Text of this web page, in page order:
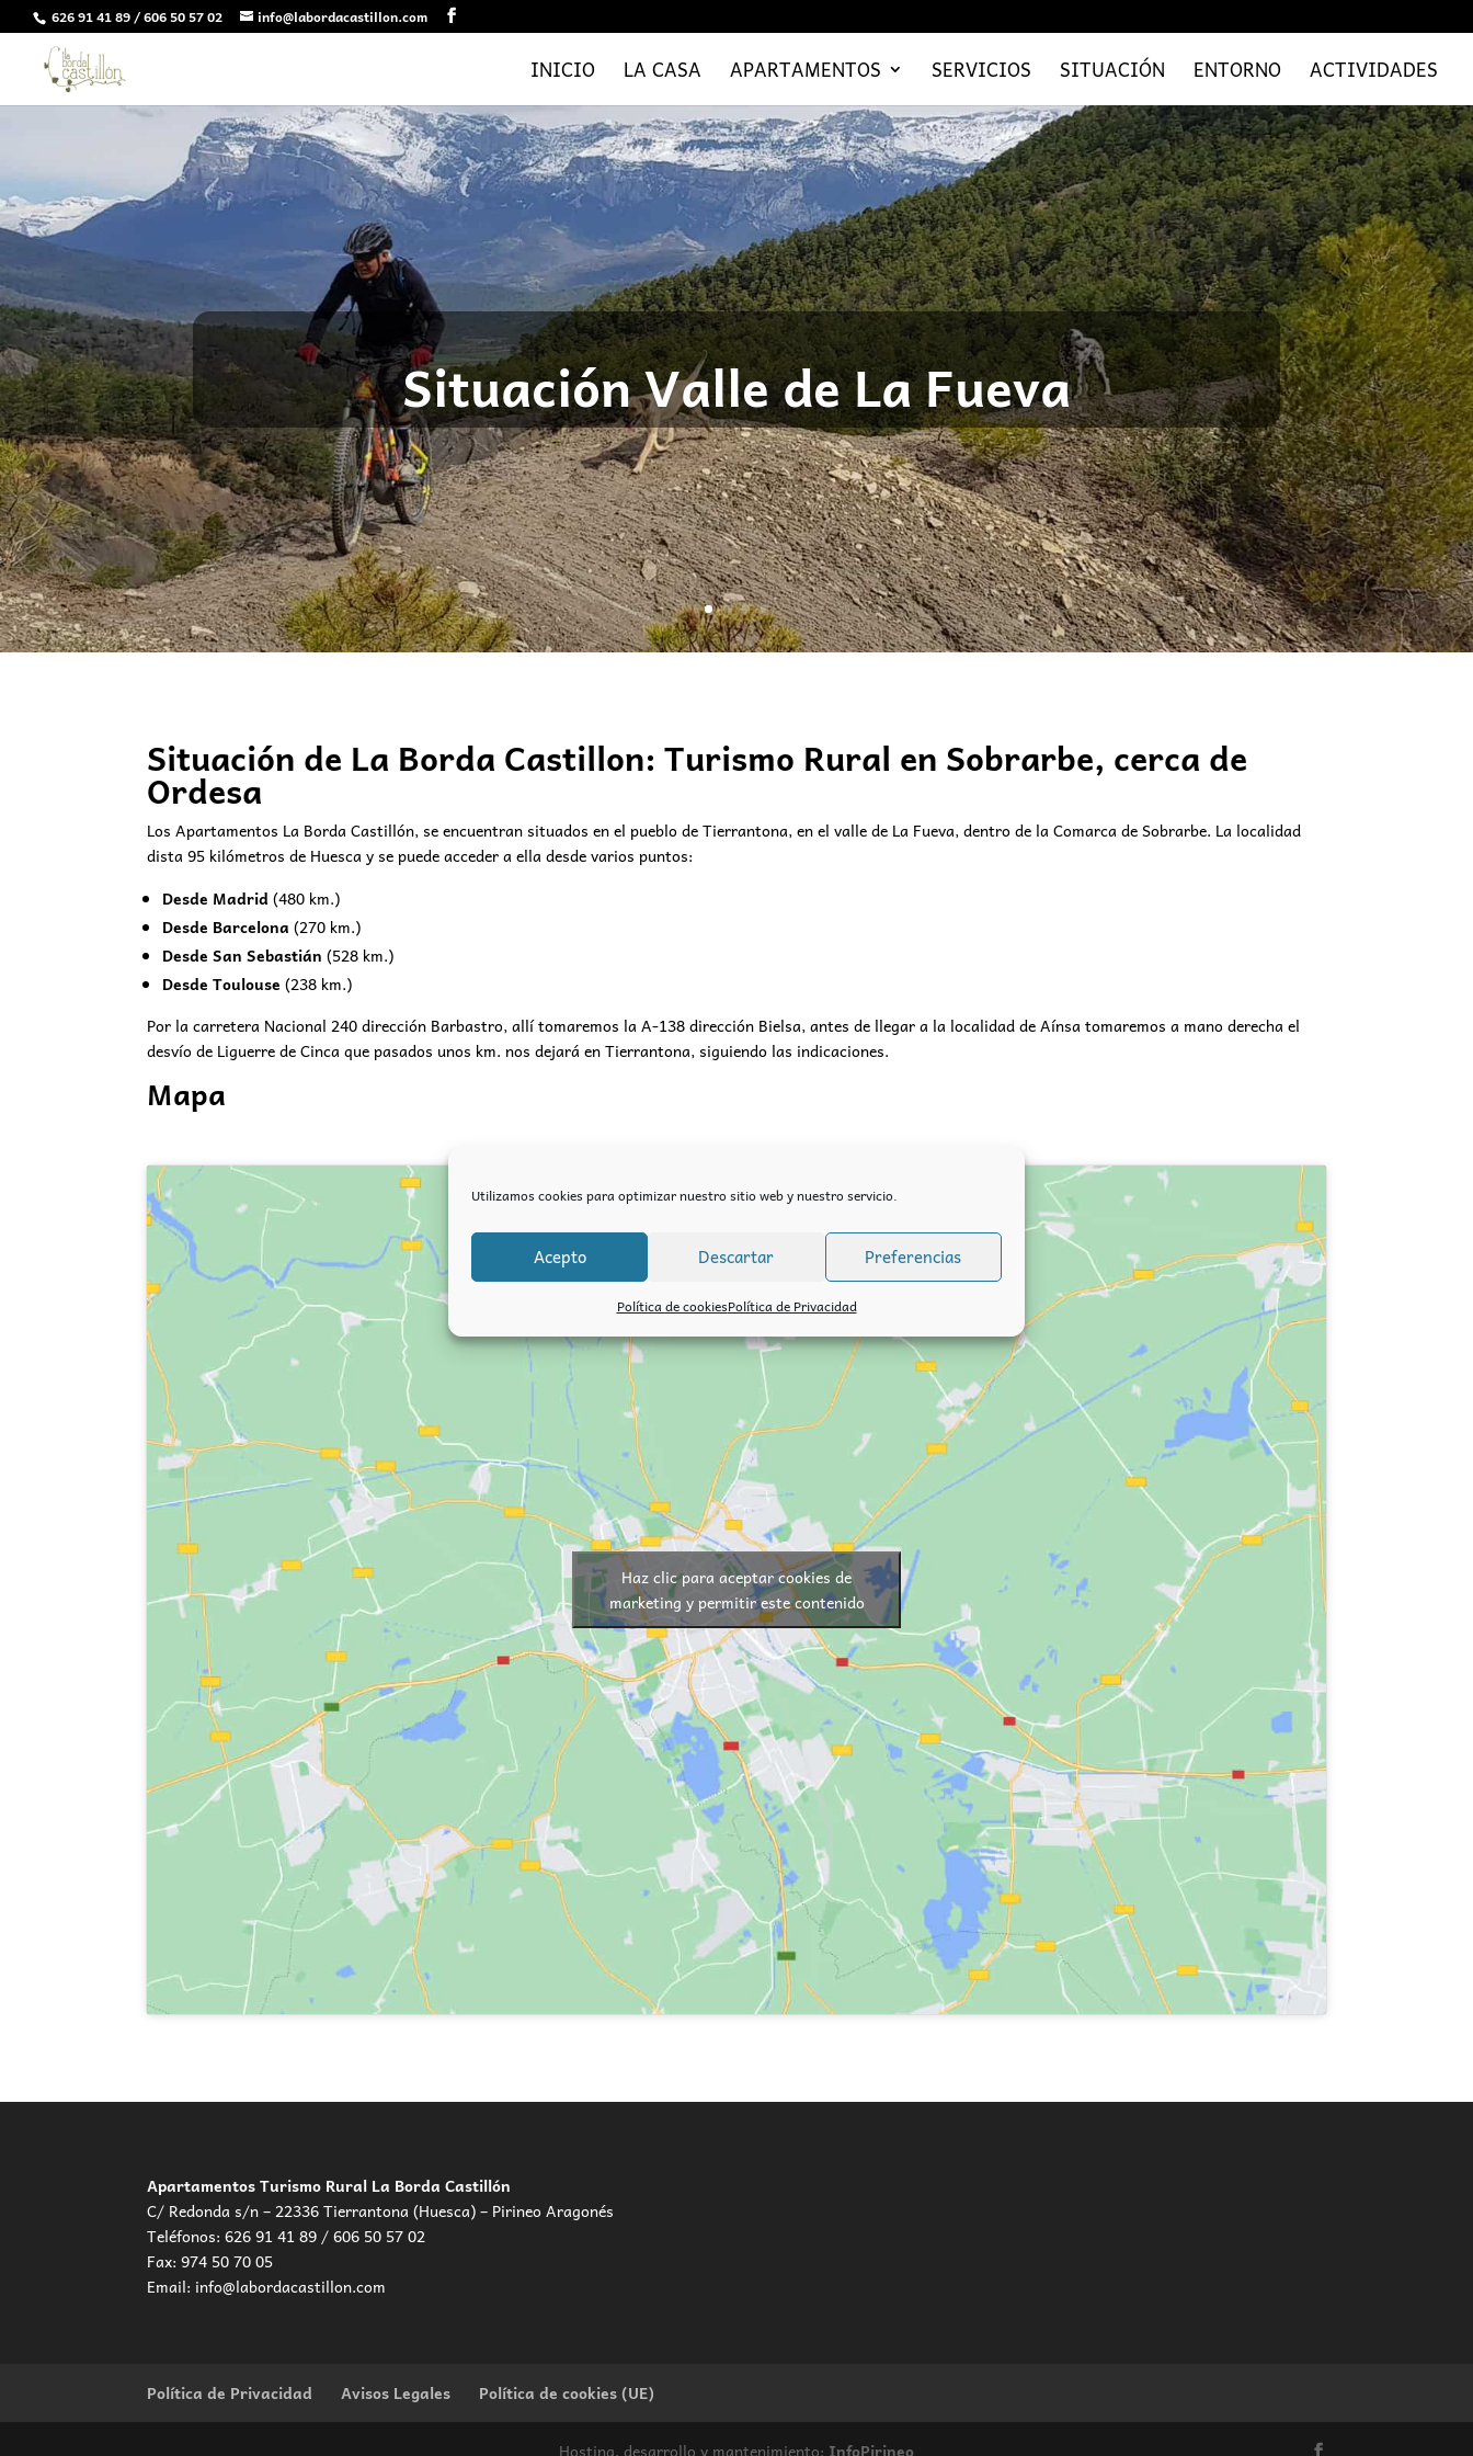
Utilizamos cookies para optimizar nuestro sitio web y nuestro servicio.
Acepto Descartar Preferencias
Política de cookiesPolítica de Privacidad
626 91 41 89 / 606 50 57 02 info@labordacastillon.com
INICIO LA CASA APARTAMENTOS SERVICIOS SITUACIÓN ENTORNO ACTIVIDADES
Situación Valle de La Fueva
Situación de La Borda Castillon: Turismo Rural en Sobrarbe, cerca de
Ordesa
Los Apartamentos La Borda Castillón, se encuentran situados en el pueblo de Tierrantona, en el valle de La Fueva, dentro de la Comarca de Sobrarbe. La localidad
dista 95 kilómetros de Huesca y se puede acceder a ella desde varios puntos:
Desde Madrid (480 km.)
Desde Barcelona (270 km.)
Desde San Sebastián (528 km.)
Desde Toulouse(238 km.)
Por la carretera Nacional 240 dirección Barbastro, allí tomaremos la A-138 dirección Bielsa, antes de llegar a la localidad de Aínsa tomaremos a mano derecha el
desvío de Liguerre de Cinca que pasados unos km. nos dejará en Tierrantona, siguiendo las indicaciones.
Mapa
Haz clic para aceptar cookies de
marketing y permitir este contenido
Apartamentos Turismo Rural La Borda Castillón
C/ Redonda s/n – 22336 Tierrantona (Huesca) – Pirineo Aragonés
Teléfonos: 626 91 41 89 / 606 50 57 02
Fax: 974 50 70 05
Email: info@labordacastillon.com
Política de Privacidad Avisos Legales Política de cookies (UE)
Hosting, desarrollo y mantenimiento: InfoPirineo